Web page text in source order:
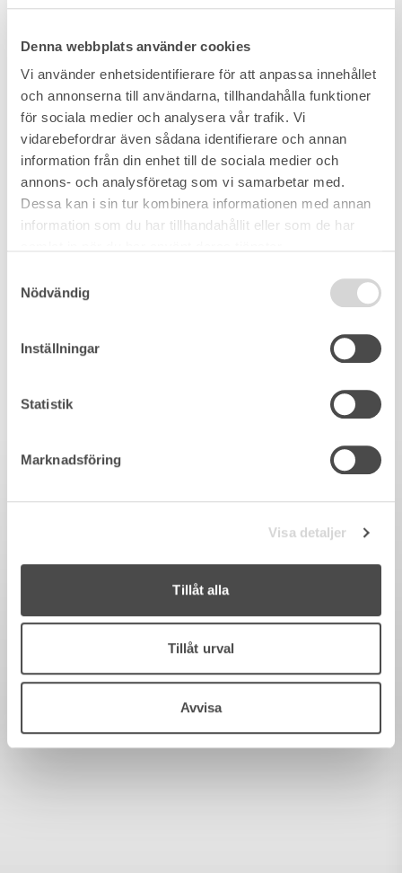
Denna webbplats använder cookies
Vi använder enhetsidentifierare för att anpassa innehållet
och annonserna till användarna, tillhandahålla funktioner
för sociala medier och analysera vår trafik. Vi
vidarebefordrar även sådana identifierare och annan
information från din enhet till de sociala medier och
annons- och analysföretag som vi samarbetar med.
Dessa kan i sin tur kombinera informationen med annan
information som du har tillhandahållit eller som de har
Nödvändig
Inställningar
Statistik
Marknadsföring
Visa detaljer
Tillåt alla
Tillåt urval
Avvisa